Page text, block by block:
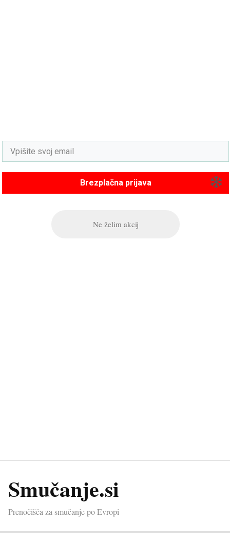
Smučanje.si
Prenočišča za smučanje po Evropi
Brezplačna prijava
Ne želim akcij